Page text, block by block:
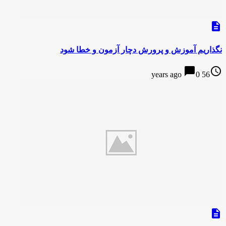
description
نگذاریم آموزش و پرورش دچار آزمون و خطا شود
access_time
56 years ago
chat_bubble0
description